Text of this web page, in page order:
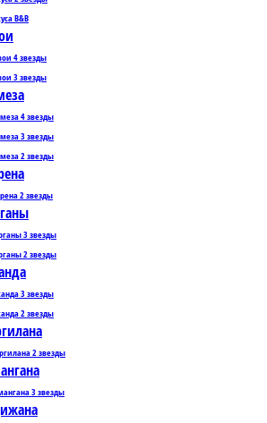
B&B
4 звезды
3 звезды
4 звезды
3 звезды
2 звезды
2 звезды
3 звезды
2 звезды
3 звезды
2 звезды
2 звезды
3 звезды